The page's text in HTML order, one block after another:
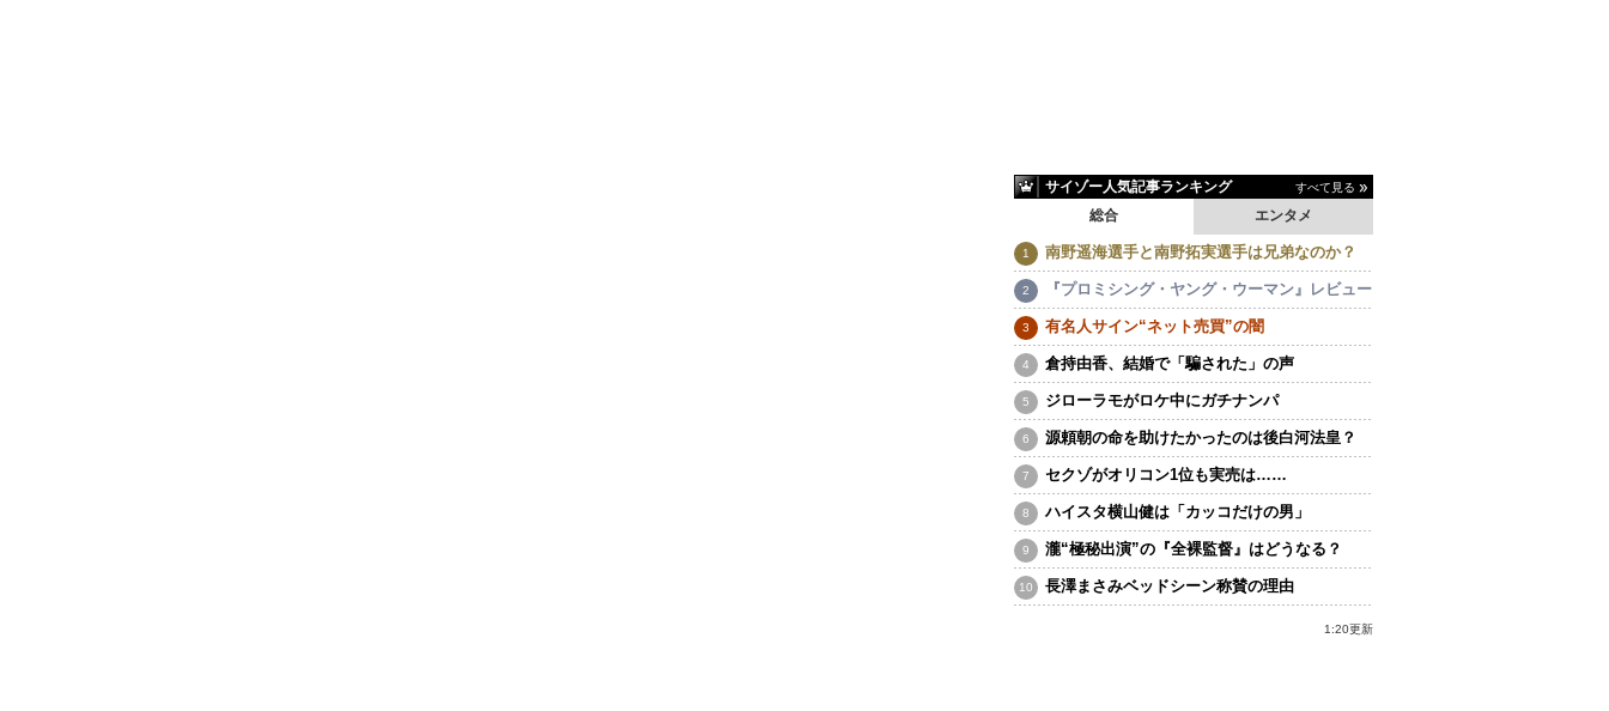
サイゾー人気記事ランキング すべて見る
エンタメ
総合
南野遥海選手と南野拓実選手は兄弟なのか？
『プロミシング・ヤング・ウーマン』レビュー
有名人サイン“ネット売買”の闇
倉持由香、結婚で「騙された」の声
ジローラモがロケ中にガチナンパ
源頼朝の命を助けたかったのは後白河法皇？
セクゾがオリコン1位も実売は……
ハイスタ横山健は「カッコだけの男」
瀧“極秘出演”の『全裸監督』はどうなる？
長澤まさみベッドシーン称賛の理由
1:20更新